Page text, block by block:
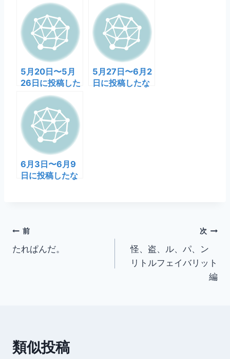
5月20日〜5月
26日に投稿した
5月27日〜6月2
日に投稿したな
6月3日〜6月9
日に投稿したな
投
稿
ー
前
たれぱんだ。
次
怪、盗、ル、パ、ン
リトルフェイバリット
編
類似投稿